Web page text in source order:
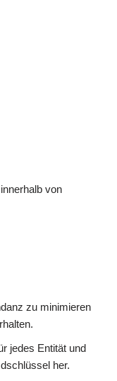
von
zu minimieren
jedes Entität und
her.